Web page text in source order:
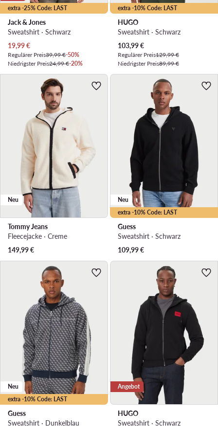
extra -25% Code: LAST
Jack & Jones
Sweatshirt · Schwarz
Aktueller Preis
19,99€
Regulärer Preis39,99 €-50%
Niedrigster Preis24,99 €-20%
extra -10% Code: LAST
HUGO
Sweatshirt · Schwarz
Aktueller Preis
103,99€
Regulärer Preis129,99 €
Niedrigster Preis89,99 €
Neu
Tommy Jeans
Fleecejacke · Creme
149,99€
extra -10% Code: LAST
Neu
Guess
Sweatshirt · Schwarz
109,99€
extra -10% Code: LAST
Neu
Guess
Sweatshirt · Dunkelblau
Angebot
HUGO
Sweatshirt · Schwarz